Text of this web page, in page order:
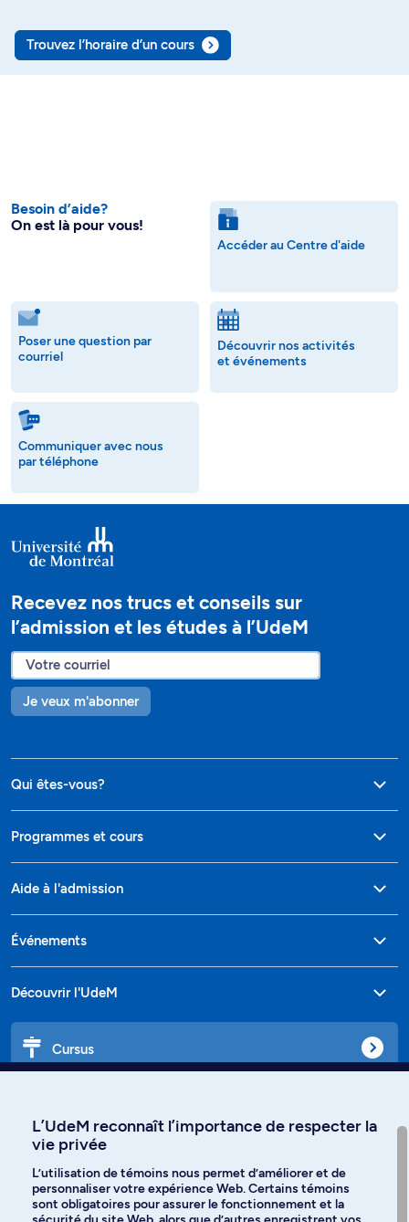
Trouvez l’horaire d’un cours
Besoin d’aide?
On est là pour vous!
Accéder au Centre d'aide
Poser une question par
courriel
Découvrir nos activités
et événements
Communiquer avec nous
par téléphone
Recevez nos trucs et conseils sur
l’admission et les études à l’UdeM
Je veux m'abonner
Qui êtes-vous?
Programmes et cours
Aide à l'admission
Événements
Découvrir l'UdeM
Cursus
Langues
L’UdeM reconnaît l’importance de respecter la
vie privée
L’utilisation de témoins nous permet d’améliorer et de
personnaliser votre expérience Web. Certains témoins
sont obligatoires pour assurer le fonctionnement et la